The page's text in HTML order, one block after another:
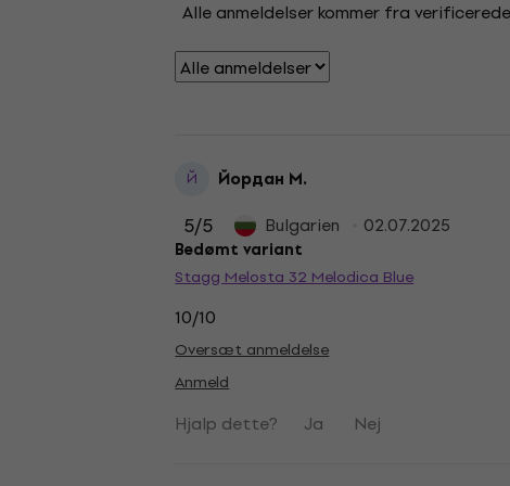
Alle anmeldelser kommer fra
Й Йордан М.
5/5 Bulgarien 02.07.2025
Bedømt variant
Stagg Melosta 32 Melodica Blue
10/10
Oversæt anmeldelse
Anmeld
Hjalp dette? Ja Nej